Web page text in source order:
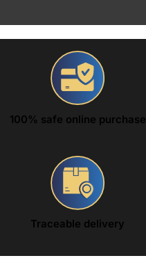
100% safe online purchase
Traceable delivery